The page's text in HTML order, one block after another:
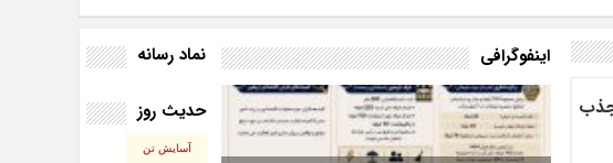
جذب
اینفوگرافی نماد رسانه
حدیث روز
آسایش تن